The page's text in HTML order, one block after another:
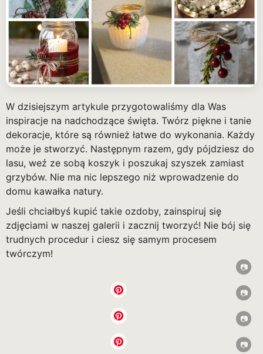
W dzisiejszym artykule przygotowaliśmy dla Was
inspiracje na nadchodzące święta. Twórz piękne i tanie
dekoracje, które są również łatwe do wykonania. Każdy
może je stworzyć. Następnym razem, gdy pójdziesz do
lasu, weź ze sobą koszyk i poszukaj szyszek zamiast
grzybów. Nie ma nic lepszego niż wprowadzenie do
domu kawałka natury.
Jeśli chciałbyś kupić takie ozdoby, zainspiruj się
zdjęciami w naszej galerii i zacznij tworzyć! Nie bój się
trudnych procedur i ciesz się samym procesem
twórczym!